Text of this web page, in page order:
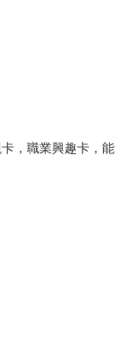
，職業興趣卡，能